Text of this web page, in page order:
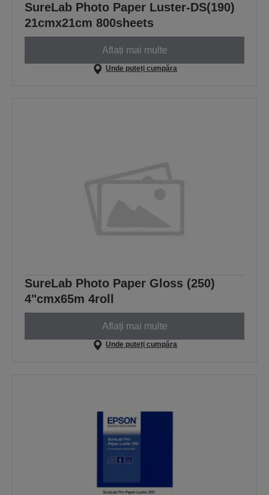
SureLab Photo Paper Luster-DS(190)
21cmx21cm 800sheets
Aflați mai multe
Unde puteți cumpăra
SureLab Photo Paper Gloss (250)
4"cmx65m 4roll
Aflați mai multe
Unde puteți cumpăra